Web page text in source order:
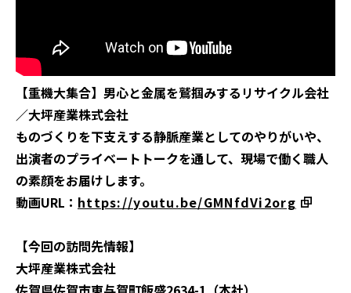
【重機大集合】男心と金属を鷲掴みするリサイクル会社
／大坪産業株式会社
ものづくりを下支えする静脈産業としてのやりがいや、
出演者のプライベートトークを通して、現場で働く職人
の素顔をお届けします。
動画URL： https://youtu.be/GMNfdVi2org
【今回の訪問先情報】
大坪産業株式会社